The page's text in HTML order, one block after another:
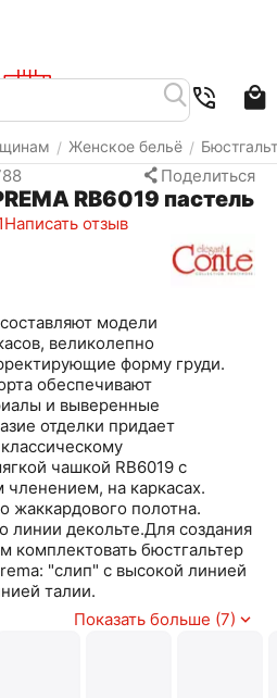
/ Женское бельё /
Поделиться
RB6019 пастель
Написать отзыв
модели
великолепно
форму груди.
обеспечивают
и выверенные
отделки придает
чашкой RB6019 с
на каркасах.
жаккардового полотна.
линии декольте.Для создания
комплектовать бюстгальтер
"слип" с высокой линией
талии.
Показать больше (7)